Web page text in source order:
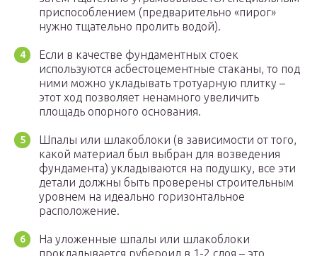
приспособлением (предварительно «пирог»
нужно тщательно пролить водой).
Если в качестве фундаментных стоек
используются асбестоцементные стаканы, то под
ними можно укладывать тротуарную плитку –
этот ход позволяет ненамного увеличить
площадь опорного основания.
Шпалы или шлакоблоки (в зависимости от того,
какой материал был выбран для возведения
фундамента) укладываются на подушку, все эти
детали должны быть проверены строительным
уровнем на идеально горизонтальное
расположение.
На уложенные шпалы или шлакоблоки
прокладывается рубероид в 1-2 слоя – это